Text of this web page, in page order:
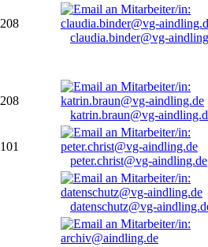
208
claudia.binder@vg-
208
katrin.braun@vg-
101
peter.christ@vg-aindling.de
datenschutz@vg-